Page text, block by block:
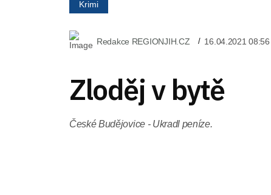
Krimi
Redakce REGIONJIH.CZ 16.04.2021 08:56
Zloděj v bytě
České Budějovice - Ukradl peníze.